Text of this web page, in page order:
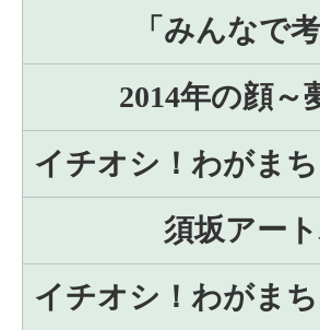
「みんなで
2014年の顔
イチオシ！わがま
須坂アー
イチオシ！わがま